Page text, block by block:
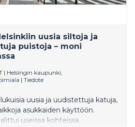
uusia siltoja ja
puistoja – moni
| Helsingin kaupunki,
| Tiedote
uusia ja uudistettuja katuja,
asukkaiden käyttöön.
useissa kohteissa.